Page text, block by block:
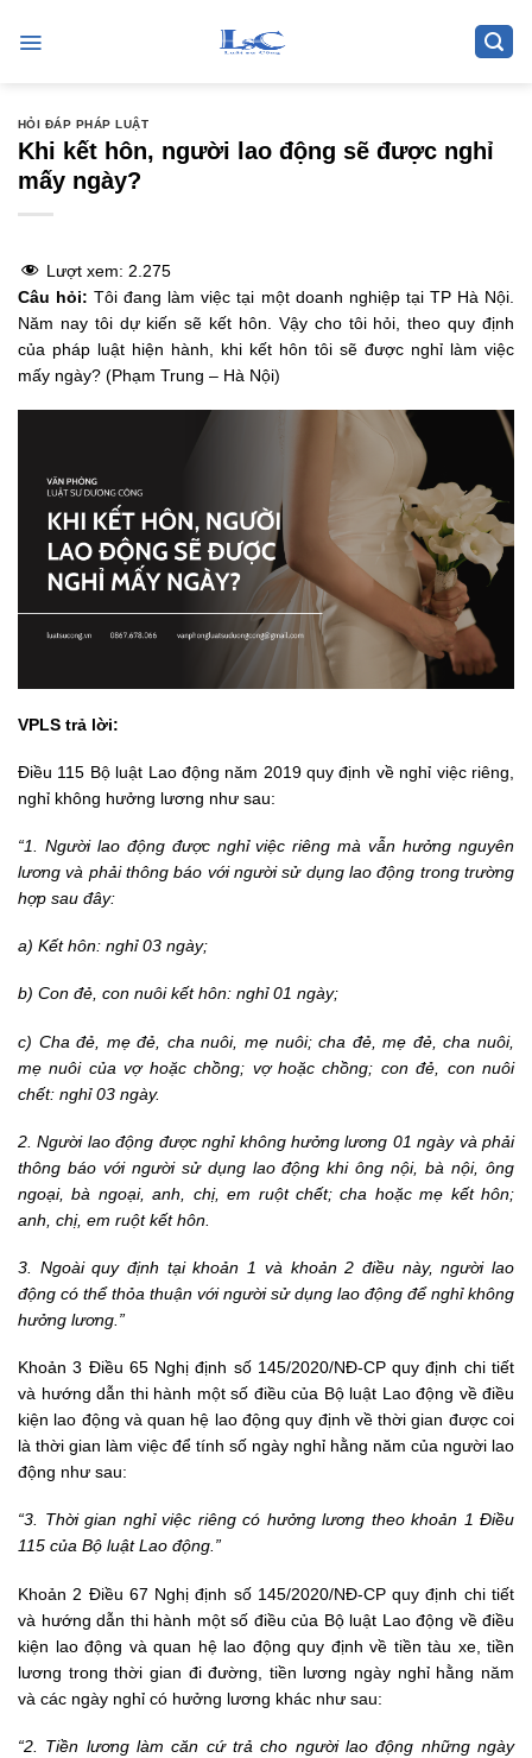
HỎI ĐÁP PHÁP LUẬT
Khi kết hôn, người lao động sẽ được nghỉ
mấy ngày?
Lượt xem: 2.275
Câu hỏi: Tôi đang làm việc tại một doanh nghiệp tại TP Hà Nội.
Năm nay tôi dự kiến sẽ kết hôn. Vậy cho tôi hỏi, theo quy định
của pháp luật hiện hành, khi kết hôn tôi sẽ được nghỉ làm việc
mấy ngày? (Phạm Trung – Hà Nội)
VPLS trả lời:
Điều 115 Bộ luật Lao động năm 2019 quy định về nghỉ việc riêng,
nghỉ không hưởng lương như sau:
“1. Người lao động được nghỉ việc riêng mà vẫn hưởng nguyên
lương và phải thông báo với người sử dụng lao động trong trường
hợp sau đây:
a) Kết hôn: nghỉ 03 ngày;
b) Con đẻ, con nuôi kết hôn: nghỉ 01 ngày;
c) Cha đẻ, mẹ đẻ, cha nuôi, mẹ nuôi; cha đẻ, mẹ đẻ, cha nuôi,
mẹ nuôi của vợ hoặc chồng; vợ hoặc chồng; con đẻ, con nuôi
chết: nghỉ 03 ngày.
2. Người lao động được nghỉ không hưởng lương 01 ngày và phải
thông báo với người sử dụng lao động khi ông nội, bà nội, ông
ngoại, bà ngoại, anh, chị, em ruột chết; cha hoặc mẹ kết hôn;
anh, chị, em ruột kết hôn.
3. Ngoài quy định tại khoản 1 và khoản 2 điều này, người lao
động có thể thỏa thuận với người sử dụng lao động để nghỉ không
hưởng lương.”
Khoản 3 Điều 65 Nghị định số 145/2020/NĐ-CP quy định chi tiết
và hướng dẫn thi hành một số điều của Bộ luật Lao động về điều
kiện lao động và quan hệ lao động quy định về thời gian được coi
là thời gian làm việc để tính số ngày nghỉ hằng năm của người lao
động như sau:
“3. Thời gian nghỉ việc riêng có hưởng lương theo khoản 1 Điều
115 của Bộ luật Lao động.”
Khoản 2 Điều 67 Nghị định số 145/2020/NĐ-CP quy định chi tiết
và hướng dẫn thi hành một số điều của Bộ luật Lao động về điều
kiện lao động và quan hệ lao động quy định về tiền tàu xe, tiền
lương trong thời gian đi đường, tiền lương ngày nghỉ hằng năm
và các ngày nghỉ có hưởng lương khác như sau:
“2. Tiền lương làm căn cứ trả cho người lao động những ngày